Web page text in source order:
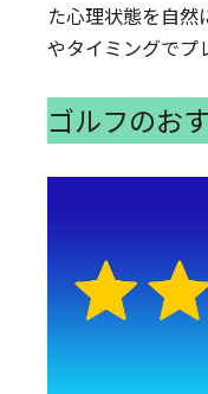
た心理状態を自然
やタイミングでプ
ゴルフのお